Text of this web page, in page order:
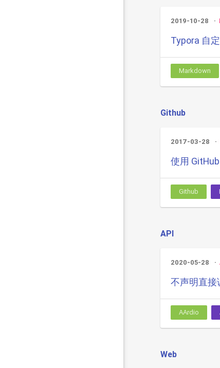
2019-10-28
Typora 自
Markdown
Github
2017-03-28
使用
Github
API
2020-05-28
不声明直接
AArdio
Web